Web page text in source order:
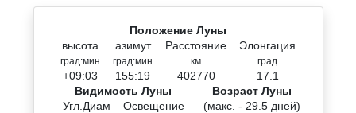
Положение Луны
высота
град:мин
+09:03
азимут
град:мин
155:19
Расстояние
км
402770
Элонгация
град
17.1
Видимость Луны
Угл.Диам
Освещение
Возраст Луны
(макс. - 29.5 дней)